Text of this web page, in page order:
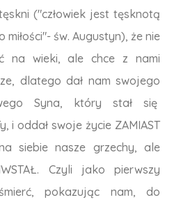
("człowiek jest tęsknotą
św. Augustyn), że nie
na wieki, ale chce z nami
dlatego dał nam swojego
Syna, który stał się
i oddał swoje życie ZAMIAST
siebie nasze grzechy, ale
Czyli jako pierwszy
pokazując nam, do